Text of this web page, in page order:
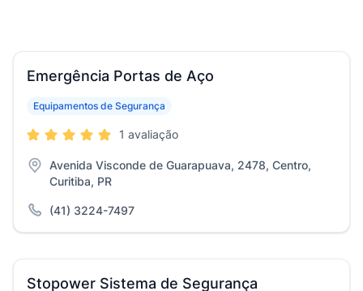
Emergência Portas de Aço
Equipamentos de Segurança
1 avaliação
Avenida Visconde de Guarapuava, 2478, Centro,
Curitiba, PR
(41) 3224-7497
Stopower Sistema de Segurança